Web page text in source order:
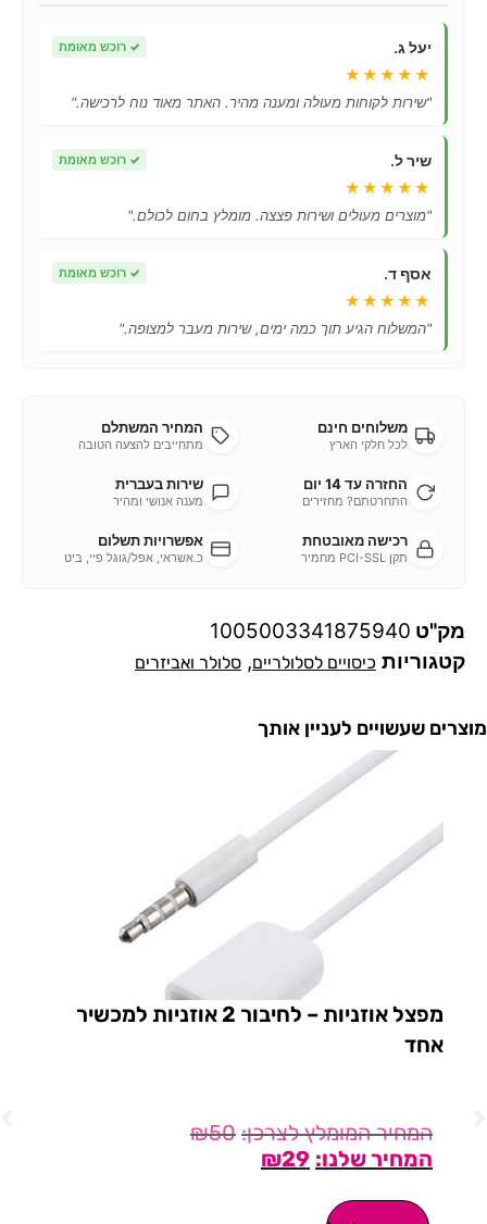
יעל ג. ✓ רוכש מאומת
★★★★★
"שירות לקוחות מעולה ומענה מהיר. האתר מאוד נוח לרכישה."
שיר ל. ✓ רוכש מאומת
★★★★★
"מוצרים מעולים ושירות פצצה. מומלץ בחום לכולם."
אסף ד. ✓ רוכש מאומת
★★★★★
"המשלוח הגיע תוך כמה ימים, שירות מעבר למצופה."
משלוחים חינם
לכל חלקי הארץ
המחיר המשתלם
מתחייבים להצעה הטובה
החזרה עד 14 יום
התחרטתם? מחזירים
שירות בעברית
מענה אנושי ומהיר
רכישה מאובטחת
תקן PCI-SSL מחמיר
אפשרויות תשלום
כ.אשראי, אפל/גוגל פיי, ביט
מק"ט 1005003341875940
קטגוריות כיסויים לסלולריים, סלולר ואביזרים
מוצרים שעשויים לעניין אותך
מפצל אוזניות – לחיבור 2 אוזניות למכשיר
אחד
₪50
₪29